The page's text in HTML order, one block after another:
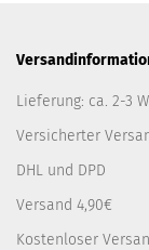
Lieferung: ca. 2-3
Versicherter
DHL und DPD
Versand 4,90€
Kostenloser